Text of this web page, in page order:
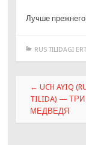
Лучше
RUS TILIDAGI
Навигация
записям
← UCH AYIQ
TILIDA) — ТРИ
МЕДВЕДЯ